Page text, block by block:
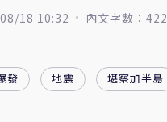
18 10:32 內文字數：422
發 地震 堪察加半島